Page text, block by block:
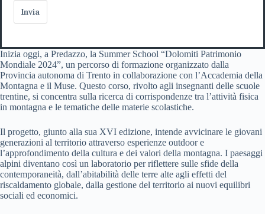
Invia
Inizia oggi, a Predazzo, la Summer School “Dolomiti Patrimonio
Mondiale 2024”, un percorso di formazione organizzato dalla
Provincia autonoma di Trento in collaborazione con l’Accademia della
Montagna e il Muse. Questo corso, rivolto agli insegnanti delle scuole
trentine, si concentra sulla ricerca di corrispondenze tra l’attività fisica
in montagna e le tematiche delle materie scolastiche.
Il progetto, giunto alla sua XVI edizione, intende avvicinare le giovani
generazioni al territorio attraverso esperienze outdoor e
l’approfondimento della cultura e dei valori della montagna. I paesaggi
alpini diventano così un laboratorio per riflettere sulle sfide della
contemporaneità, dall’abitabilità delle terre alte agli effetti del
riscaldamento globale, dalla gestione del territorio ai nuovi equilibri
sociali ed economici.